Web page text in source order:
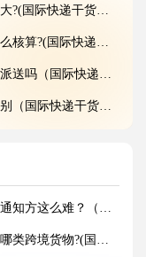
快递干货知识分享)
际快递干货知识分享)
快递干货知识分享）
快递干货知识分享）
运干货知识分享)
空运干货知识分享)
清楚的外贸人看过来)
？（外贸人必看篇）
际空运干货知识分享)